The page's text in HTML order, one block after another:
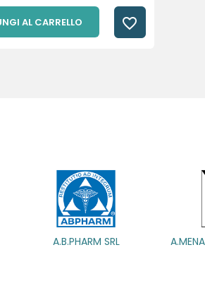
AL CARRELLO favorite_border
A.MENARINI DIAGNOSTICS